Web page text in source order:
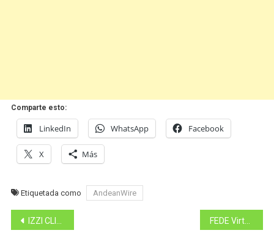
Comparte esto:
LinkedIn WhatsApp Facebook
X Más
Etiquetada como AndeanWire
Navegación
IZZI CLIN – Toallas Desengrasantes.